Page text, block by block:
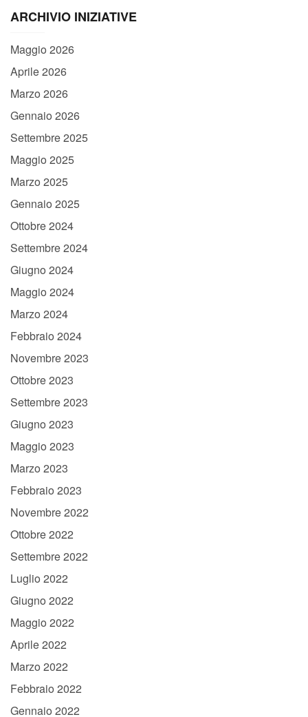
ARCHIVIO INIZIATIVE
Maggio 2026
Aprile 2026
Marzo 2026
Gennaio 2026
Settembre 2025
Maggio 2025
Marzo 2025
Gennaio 2025
Ottobre 2024
Settembre 2024
Giugno 2024
Maggio 2024
Marzo 2024
Febbraio 2024
Novembre 2023
Ottobre 2023
Settembre 2023
Giugno 2023
Maggio 2023
Marzo 2023
Febbraio 2023
Novembre 2022
Ottobre 2022
Settembre 2022
Luglio 2022
Giugno 2022
Maggio 2022
Aprile 2022
Marzo 2022
Febbraio 2022
Gennaio 2022